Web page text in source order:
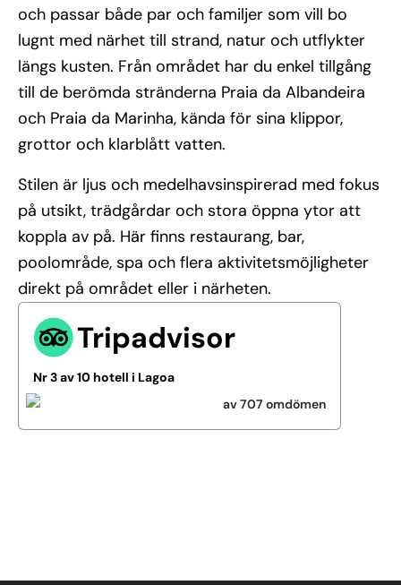
och passar både par och familjer som vill bo
lugnt med närhet till strand, natur och utflykter
längs kusten. Från området har du enkel tillgång
till de berömda stränderna Praia da Albandeira
och Praia da Marinha, kända för sina klippor,
grottor och klarblått vatten.
Stilen är ljus och medelhavsinspirerad med fokus
på utsikt, trädgårdar och stora öppna ytor att
koppla av på. Här finns restaurang, bar,
poolområde, spa och flera aktivitetsmöjligheter
direkt på området eller i närheten.
Tripadvisor
Nr 3 av 10 hotell i Lagoa
av 707 omdömen